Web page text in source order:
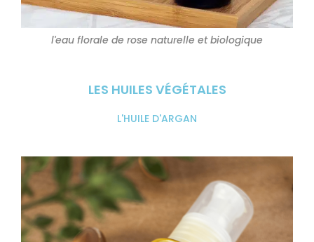
l'eau florale de rose naturelle et biologique
LES HUILES VÉGÉTALES
L'HUILE D'ARGAN